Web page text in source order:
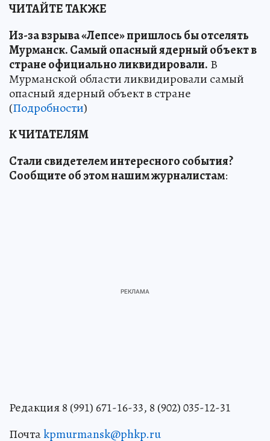
ЧИТАЙТЕ ТАКЖЕ
Из-за взрыва «Лепсе» пришлось бы отселять
Мурманск. Самый опасный ядерный объект в
стране официально ликвидировали. В
Мурманской области ликвидировали самый
опасный ядерный объект в стране
(Подробности)
К ЧИТАТЕЛЯМ
Стали свидетелем интересного события?
Сообщите об этом нашим журналистам:
Редакция 8 (991) 671-16-33, 8 (902) 035-12-31
Почтаkpmurmansk@phkp.ru